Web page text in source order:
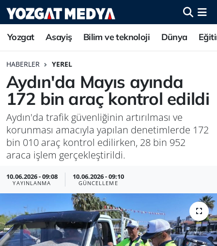
Yozgat Asayiş Bilim ve teknoloji Dünya
HABERLER YEREL
Aydın'da Mayıs ayında
172 bin araç kontrol edildi
Aydın'da trafik güvenliğinin artırılması ve
korunması amacıyla yapılan denetimlerde 172
bin 010 araç kontrol edilirken, 28 bin 952
araca işlem gerçekleştirildi.
10.06.2026 - 09:08
YAYINLANMA
10.06.2026 - 09:10
GÜNCELLEME